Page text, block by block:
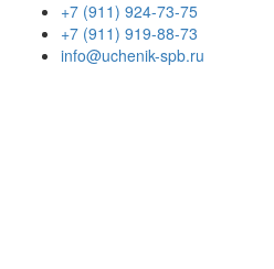
+7 (911) 924-73-75
+7 (911) 919-88-73
info@uchenik-spb.ru